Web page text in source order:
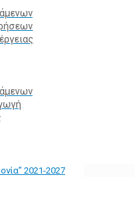
2021-2027